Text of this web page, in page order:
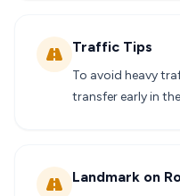
Traffic Tips
To avoid heavy
transfer early in
Landmark on